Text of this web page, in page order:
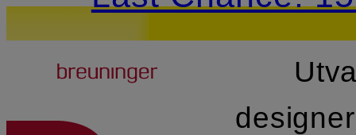
HOPPA TILLBreuninger